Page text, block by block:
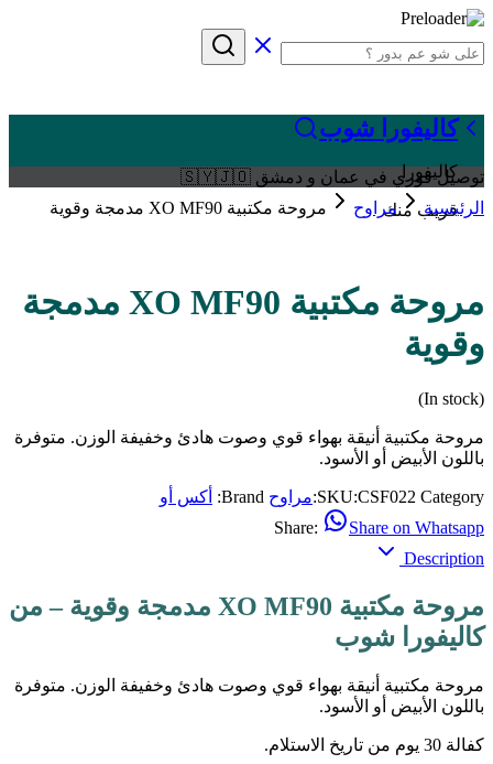
كاليفورا شوب
كاليفورا
قريب منك
توصيل فوري في عمان و دمشق 🇸🇾🇯🇴
الرئيسية
مراوح مروحة مكتبية XO MF90 مدمجة وقوية
مروحة مكتبية XO MF90 مدمجة
وقوية
(In stock)
مروحة مكتبية أنيقة بهواء قوي وصوت هادئ وخفيفة الوزن. متوفرة
باللون الأبيض أو الأسود.
SKU:CSF022 Category: مراوح Brand:
أكس أو
Share:
Share on Whatsapp
Description
مروحة مكتبية XO MF90 مدمجة وقوية – من
كاليفورا شوب
مروحة مكتبية أنيقة بهواء قوي وصوت هادئ وخفيفة الوزن. متوفرة
باللون الأبيض أو الأسود.
كفالة 30 يوم من تاريخ الاستلام.